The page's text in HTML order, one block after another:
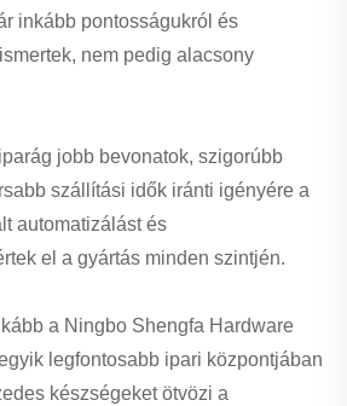
inkább pontosságukról és
nem pedig alacsony
jobb bevonatok, szigorúbb
szállítási idők iránti igényére a
automatizálást és
el a gyártás minden szintjén.
a Ningbo Shengfa Hardware
legfontosabb ipari központjában
készségeket ötvözi a